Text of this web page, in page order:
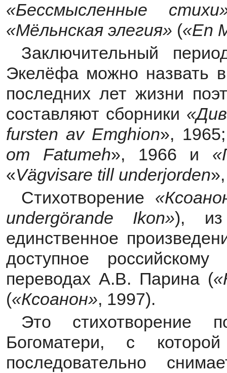
«Бессмысленные
«Мёльнская элегия» («En
Заключительный
Экелёфа можно назвать
последних лет жизни
составляют сборники
fursten av Emghion»,
om
Fatumeh», 1966 и
«Vägvisare till underjorden
Стихотворение
undergörande Ikon»), из
единственное
доступное
переводах А.В. Парина (
(«Ксоанон», 1997).
Это стихотворение
Богоматери, с
последовательно